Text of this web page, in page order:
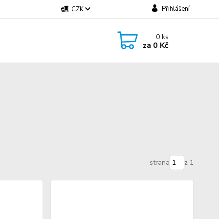
CZK Přihlášení
0ks
za 0 Kč
strana z 1